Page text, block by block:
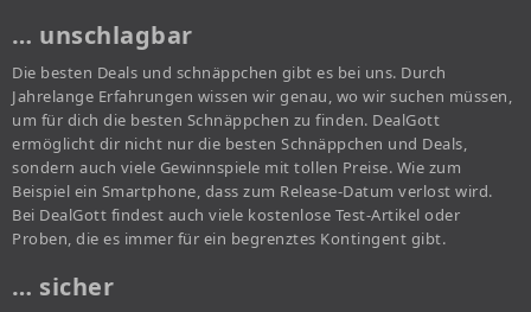
… unschlagbar
Die besten Deals und schnäppchen gibt es bei uns. Durch
Jahrelange Erfahrungen wissen wir genau, wo wir suchen müssen,
um für dich die besten Schnäppchen zu finden. DealGott
ermöglicht dir nicht nur die besten Schnäppchen und Deals,
sondern auch viele Gewinnspiele mit tollen Preise. Wie zum
Beispiel ein Smartphone, dass zum Release-Datum verlost wird.
Bei DealGott findest auch viele kostenlose Test-Artikel oder
Proben, die es immer für ein begrenztes Kontingent gibt.
… sicher